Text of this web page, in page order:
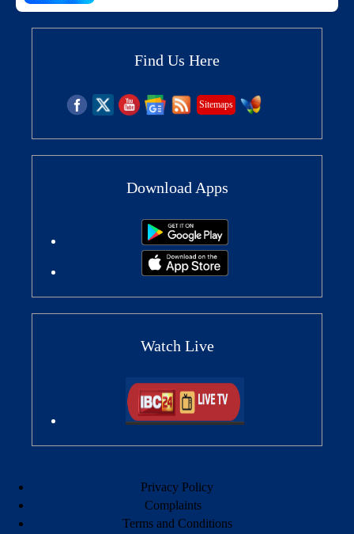
Find Us Here
Sitemaps
Download Apps
Watch Live
Privacy Policy
Complaints
Terms and Conditions